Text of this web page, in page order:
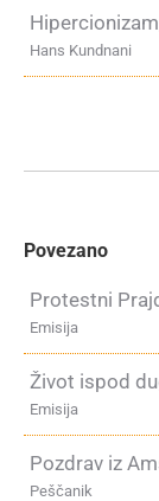
Hans Kundnani
Povezano
Protestni
Emisija
Život ispod
Emisija
Pozdrav iz
Peščanik